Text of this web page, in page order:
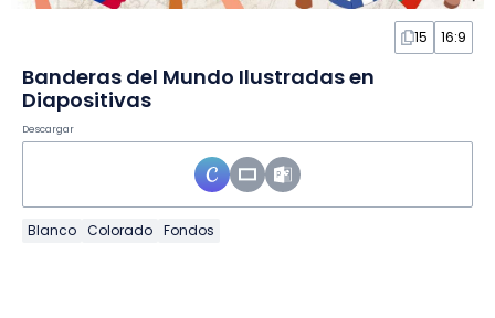
15 16:9
Banderas del Mundo Ilustradas en
Diapositivas
Descargar
Blanco Colorado Fondos